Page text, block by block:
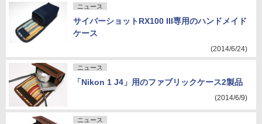
ニュース
サイバーショットRX100 III専用のハンドメイド
ケース
(2014/6/24)
ニュース
「Nikon 1 J4」用のファブリックケース2製品
(2014/6/9)
ニュース